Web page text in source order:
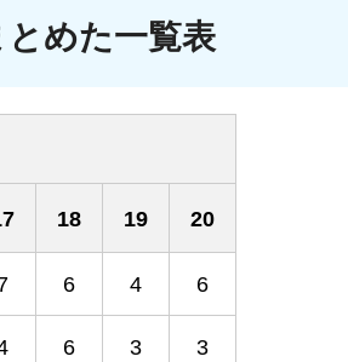
めた一覧表
18 19 20
6 4 6
6 3 3